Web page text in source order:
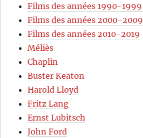
Films des années 1990-1999
Films des années 2000-2009
Films des années 2010-2019
Méliès
Chaplin
Buster Keaton
Harold Lloyd
Fritz Lang
Ernst Lubitsch
John Ford